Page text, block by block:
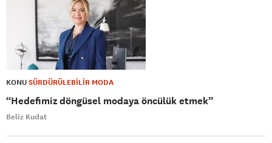
KONUSÜRDÜRÜLEBİLİR MODA
“Hedefimiz döngüsel modaya öncülük etmek”
Beliz Kudat